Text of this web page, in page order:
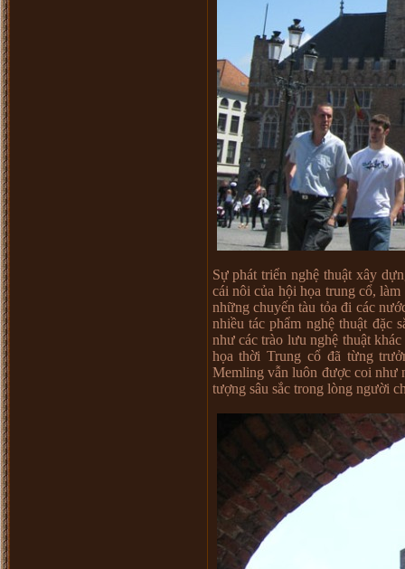
Sự phát triển nghệ thuật xây
cái nôi của hội họa trung cổ,
những chuyến tàu tỏa đi các
nhiều tác phẩm nghệ thuật đặc
như các trào lưu nghệ thuật
họa thời Trung cổ đã từng
Memling vẫn luôn được coi như
tượng sâu sắc trong lòng người